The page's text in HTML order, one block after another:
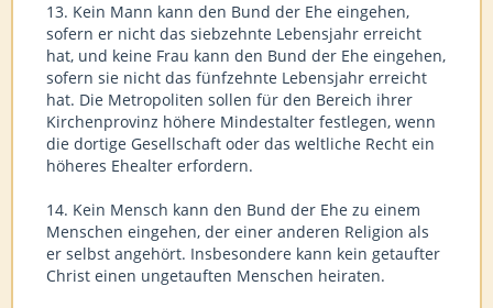
13. Kein Mann kann den Bund der Ehe eingehen,
sofern er nicht das siebzehnte Lebensjahr erreicht
hat, und keine Frau kann den Bund der Ehe eingehen,
sofern sie nicht das fünfzehnte Lebensjahr erreicht
hat. Die Metropoliten sollen für den Bereich ihrer
Kirchenprovinz höhere Mindestalter festlegen, wenn
die dortige Gesellschaft oder das weltliche Recht ein
höheres Ehealter erfordern.
14. Kein Mensch kann den Bund der Ehe zu einem
Menschen eingehen, der einer anderen Religion als
er selbst angehört. Insbesondere kann kein getaufter
Christ einen ungetauften Menschen heiraten.